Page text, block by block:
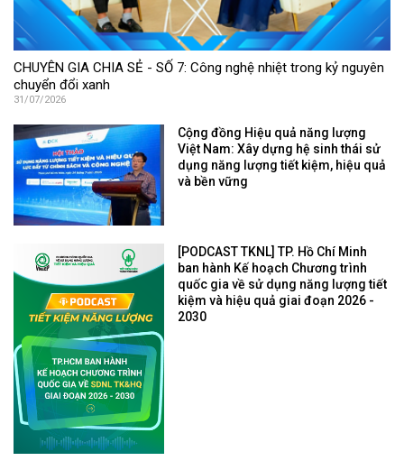
CHUYÊN GIA CHIA SẺ - SỐ 7: Công nghệ nhiệt trong kỷ nguyên
chuyển đổi xanh
31/07/2026
Cộng đồng Hiệu quả năng lượng
Việt Nam: Xây dựng hệ sinh thái sử
dụng năng lượng tiết kiệm, hiệu quả
và bền vững
[PODCAST TKNL] TP. Hồ Chí Minh
ban hành Kế hoạch Chương trình
quốc gia về sử dụng năng lượng tiết
kiệm và hiệu quả giai đoạn 2026 -
2030